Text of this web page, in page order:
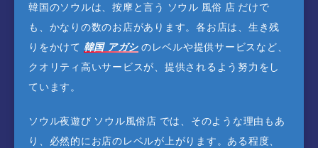
韓国のソウルは、按摩と言う ソウル 風俗 店 だけで
も、かなりの数のお店があります。各お店は、生き残
りをかけて 韓国 アガシ のレベルや提供サービスなど、
クオリティ高いサービスが、提供されるよう努力をし
ています。
ソウル夜遊び ソウル風俗店 では、そのような理由もあ
り、必然的にお店のレベルが上がります。ある程度、